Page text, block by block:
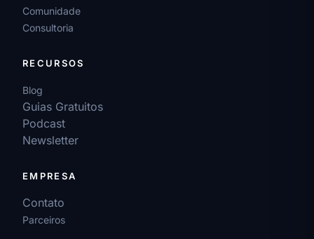
Comunidade
Consultoria
RECURSOS
Blog
Guias Gratuitos
Podcast
Newsletter
EMPRESA
Contato
Parceiros